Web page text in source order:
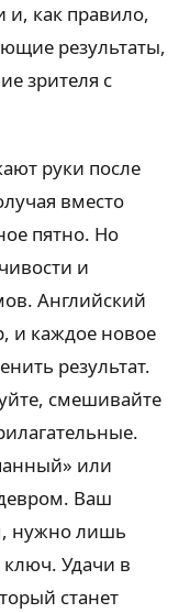
и, как правило,
результаты,
зрителя с
руки после
вместо
пятно. Но
и
Английский
и каждое новое
результат.
смешивайте
или
Ваш
нужно лишь
Удачи в
станет